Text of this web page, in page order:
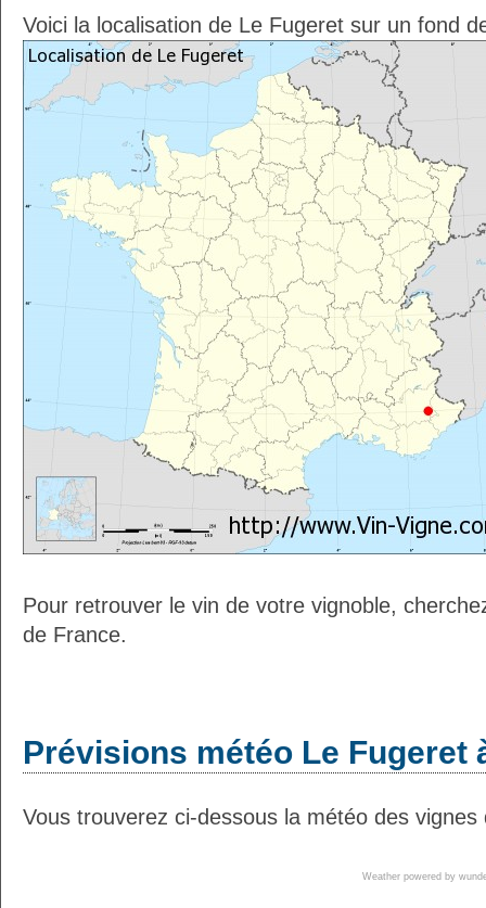
Voici la localisation de Le Fugeret sur un fond
Pour retrouver le vin de votre vignoble,
de France.
Prévisions météo Le Fugeret
Vous trouverez ci-dessous la météo des
Weather powered by